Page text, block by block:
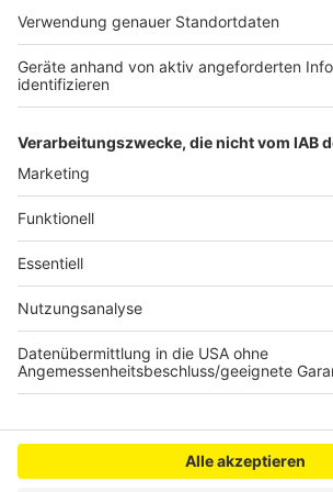
persönlicher Wochenrückblick - so
so lustig wie immer.
Anzeige
Anzeige